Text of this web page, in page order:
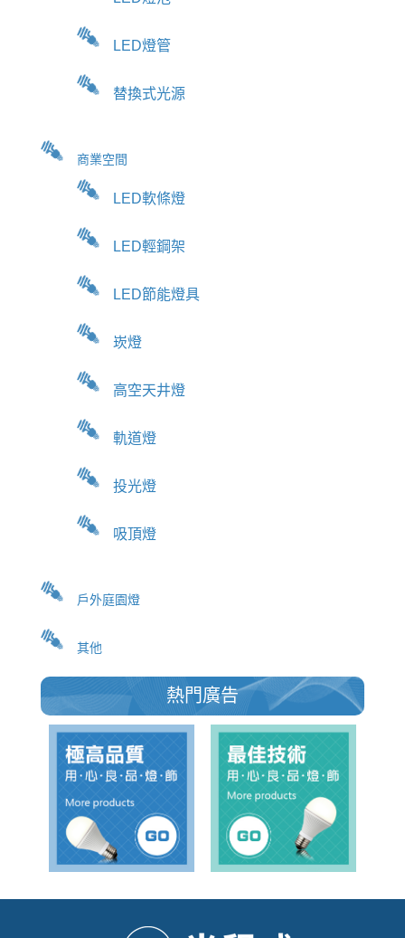
LED燈管
替換式光源
商業空間
LED軟條燈
LED輕鋼架
LED節能燈具
崁燈
高空天井燈
軌道燈
投光燈
吸頂燈
戶外庭園燈
其他
熱門廣告